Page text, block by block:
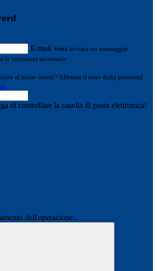
E-mail Verrà inviato un messaggio
le istruzioni necessarie.
al nome utente? Effettua il reset della password
di controllare la casella di posta elettronica!
dell'operazione...